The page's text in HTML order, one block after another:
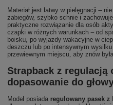
Materiał jest łatwy w pielęgnacji –
zabiegów, szybko schnie i
praktyczne rozwiązanie dla osób
czapki w różnych warunkach – od
boisku, po wyjazdy wakacyjne w
deszczu lub po intensywnym
przewiewnym miejscu, aby znów
Strapback z regulacją
dopasowanie do
Model posiada regulowany pasek z